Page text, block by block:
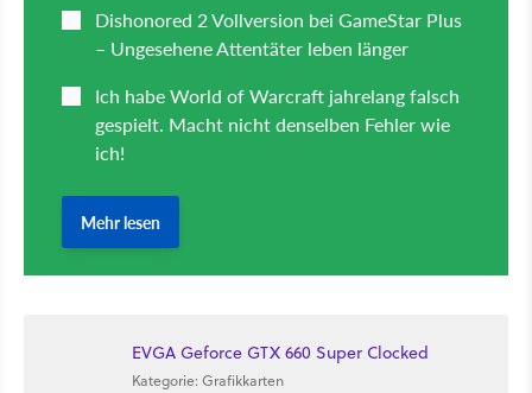
EVGA Geforce GTX 660 Super Clocked
Kategorie: Grafikkarten